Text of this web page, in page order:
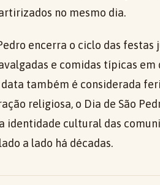
no mesmo dia.
encerra o ciclo das
e comidas típicas em
também é considerada
religiosa, o Dia de São
identidade cultural das
a lado há décadas.